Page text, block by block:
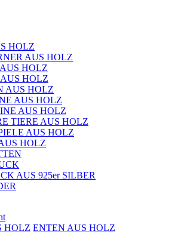
HOLZ
AUS HOLZ
HOLZ
HOLZ
AUS HOLZ
AUS HOLZ
AUS HOLZ
TIERE AUS HOLZ
AUS HOLZ
HOLZ
AUS 925er SILBER
HOLZ ENTEN AUS HOLZ